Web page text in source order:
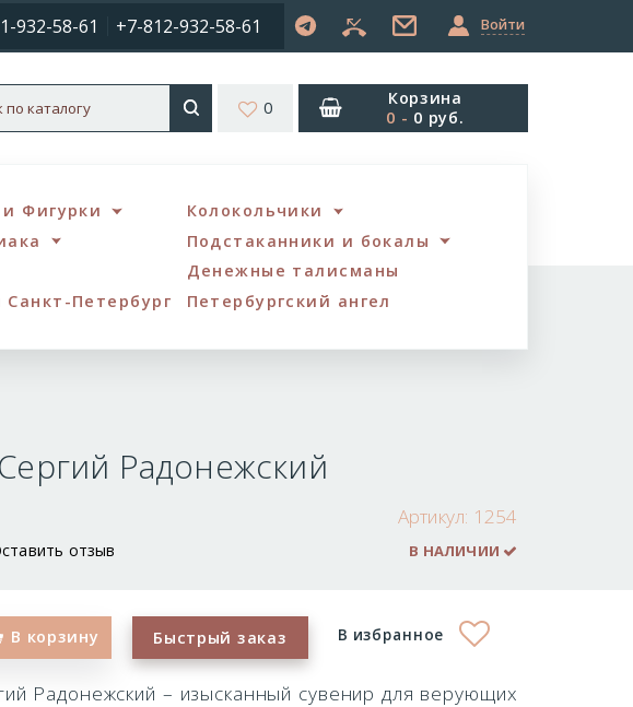
932-58-61 +7-812-932-58-61 Войти
0
Корзина
0 - 0 руб.
Фигурки
Колокольчики
Подстаканники и бокалы
Денежные талисманы
Санкт-Петербург Петербургский ангел
Радонежский
Артикул: 1254
В НАЛИЧИИ
отзыв
В корзину Быстрый заказ В избранное
Радонежский – изысканный сувенир для верующих